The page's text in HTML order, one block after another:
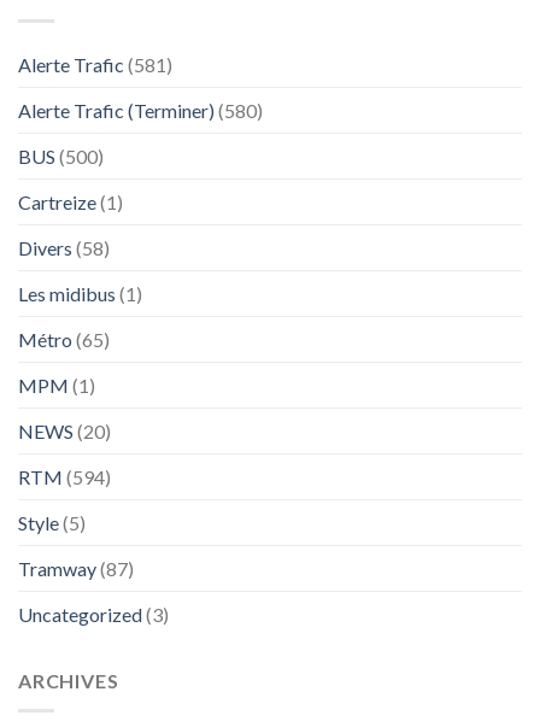
Alerte Trafic (581)
Alerte Trafic (Terminer) (580)
BUS (500)
Cartreize(1)
Divers (58)
Les midibus (1)
Métro (65)
MPM (1)
NEWS (20)
RTM (594)
Style(5)
Tramway(87)
Uncategorized(3)
ARCHIVES